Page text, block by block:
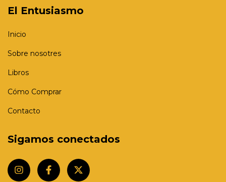
El Entusiasmo
Inicio
Sobre nosotres
Libros
Cómo Comprar
Contacto
Sigamos conectados